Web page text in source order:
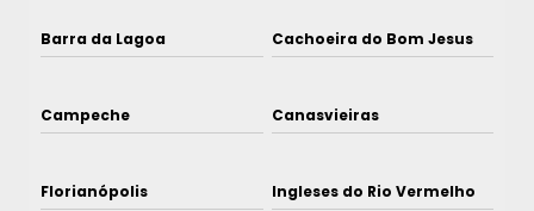
Barra da Lagoa Cachoeira do Bom Jesus
Campeche Canasvieiras
Florianópolis Ingleses do Rio Vermelho